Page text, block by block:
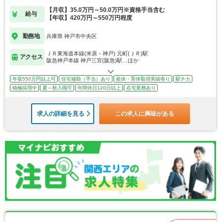
給与
【月収】35.0万円～50.0万円※資格手当含む
【年収】420万円～550万円程度
勤務地 兵庫県 神戸市中央区
アクセス
ＪＲ東海道本線(米原－神戸) 元町(ＪＲ)駅
阪急神戸本線 神戸三宮(阪急)駅…ほか
年収550万円以上可 住宅補助（手当）あり 産休・育休取得実績有り
駅チカ
積極採用中
夏～秋入職可 年間休日120日以上 在宅業務あり
求人の詳細を見る この求人に興味がある